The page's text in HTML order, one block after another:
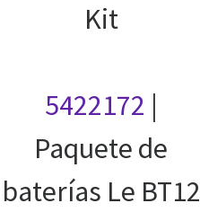
Kit
5422172 |
Paquete de
baterías Le BT12